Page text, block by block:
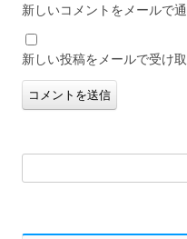
新しいコメントをメールで
新しい投稿をメールで受け
索: